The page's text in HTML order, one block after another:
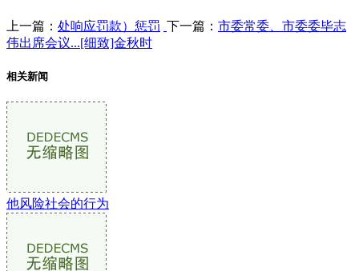
上一篇： 处响应罚款）惩罚 下一篇： 市委常委、市委委毕志
伟出席会议...[细致]金秋时
相关新闻
他风险社会的行为